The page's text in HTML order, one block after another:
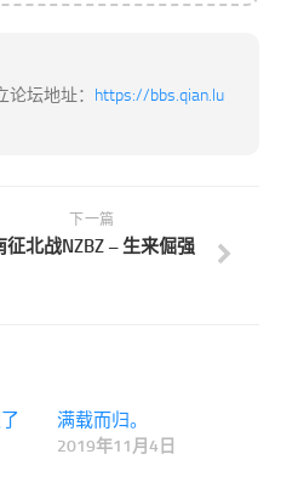
坛地址： https://bbs.qian.lu
下一篇
征北战NZBZ – 生来倔强
满载而归。
2019年11月4日